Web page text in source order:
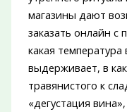
магазины дают
заказать онлайн с
какая
выдерживает, в
травянистого к
«дегустация